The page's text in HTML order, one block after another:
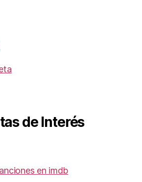
de Interés
en imdb